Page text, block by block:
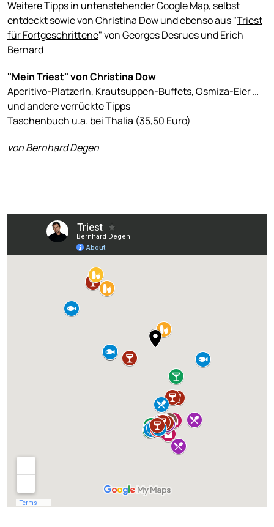
Weitere Tipps in untenstehender Google Map, selbst
entdeckt sowie von Christina Dow und ebenso aus "Triest
für Fortgeschrittene" von Georges Desrues und Erich
Bernard
"Mein Triest" von Christina Dow
Aperitivo-Platzerln, Krautsuppen-Buffets, Osmiza-Eier …
und andere verrückte Tipps
Taschenbuch u.a. beiThalia (35,50 Euro)
von Bernhard Degen